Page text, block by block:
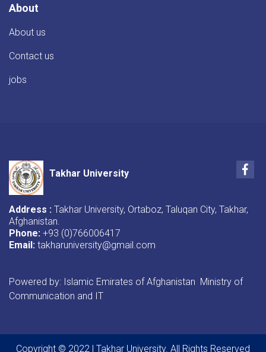
About
About us
Contact us
jobs
Takhar University
Address : Takhar University, Ortaboz, Taluqan City, Takhar,
Afghanistan.
Phone: +93 (0)766006417
Email: takharuniversity@gmail.com
Powered by: Islamic Emirates of Afghanistan Ministry of
Communication and IT
Copyright © 2022 | Takhar University. All Rights Reserved